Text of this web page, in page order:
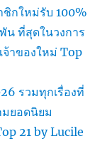
กใหม่รับ 100%
น ที่สุดในวงการ
จ้าของใหม่ Top
รวมทุกเรื่องที่
มยอดนิยม
21 by Lucile